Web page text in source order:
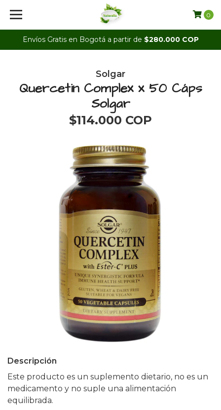
Envíos Gratis en Bogotá a partir de $280.000 COP
0
Solgar
Quercetin Complex x 50 Cáps
Solgar
$114.000 COP
Descripción
Este producto es un suplemento dietario, no es un
medicamento y no suple una alimentación
equilibrada.